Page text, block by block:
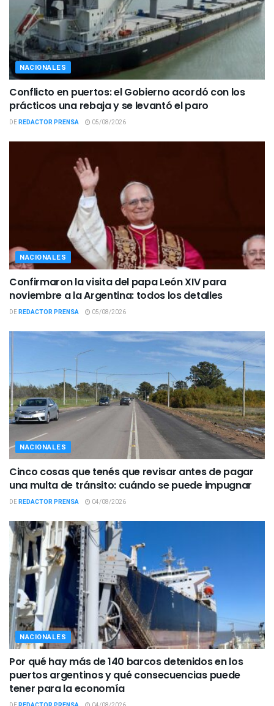
NACIONALES
Conflicto en puertos: el Gobierno acordó con los
prácticos una rebaja y se levantó el paro
DEREDACTOR PRENSA 05/08/2026
NACIONALES
Confirmaron la visita del papa León XIV para
noviembre a la Argentina: todos los detalles
DEREDACTOR PRENSA 05/08/2026
NACIONALES
Cinco cosas que tenés que revisar antes de pagar
una multa de tránsito: cuándo se puede impugnar
DEREDACTOR PRENSA 04/08/2026
NACIONALES
Por qué hay más de 140 barcos detenidos en los
puertos argentinos y qué consecuencias puede
tener para la economía